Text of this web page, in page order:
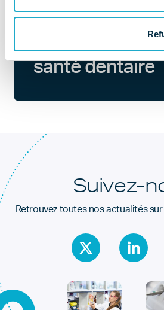
Au coeur de la
santé dentaire
Suivez-
Retrouvez toutes nos actualités